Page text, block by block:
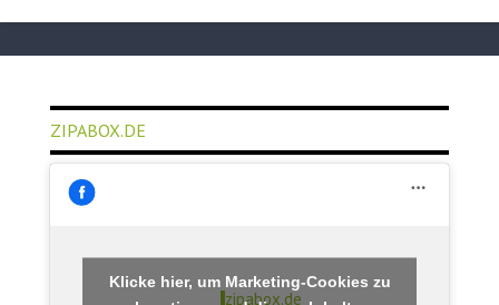
ZIPABOX.DE
zipabox.de
Klicke hier, um Marketing-Cookies zu